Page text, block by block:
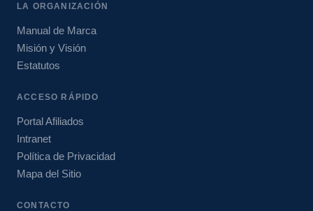
LA ORGANIZACIÓN
Manual de Marca
Misión y Visión
Estatutos
ACCESO RÁPIDO
Portal Afiliados
Intranet
Política de Privacidad
Mapa del Sitio
CONTACTO